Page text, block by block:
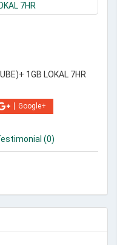
1GB LOKAL 7HR
Google+
(0)